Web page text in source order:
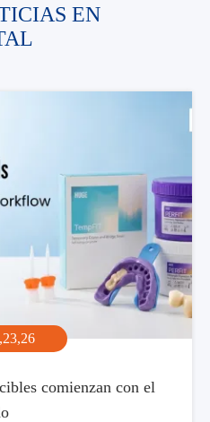
EN
comienzan con el